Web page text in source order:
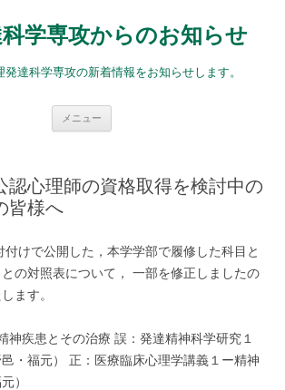
学専攻からのお知らせ
達科学専攻の新着情報をお知らせします。
メニュー
認心理師の資格取得を検討中の
皆様へ
付けで公開した，本学学部で履修した科目と
の対照表について， 一部を修正しましたの
ます。
神疾患とその治療 誤：発達精神科学研究１
・福元） 正：医療臨床心理学講義１ー精神
）